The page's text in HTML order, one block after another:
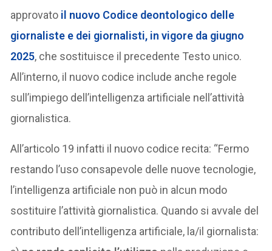
approvato il nuovo Codice deontologico delle
giornaliste e dei giornalisti, in vigore da giugno
2025, che sostituisce il precedente Testo unico.
All’interno, il nuovo codice include anche regole
sull’impiego dell’intelligenza artificiale nell’attività
giornalistica.
All’articolo 19 infatti il nuovo codice recita: “Fermo
restando l’uso consapevole delle nuove tecnologie,
l’intelligenza artificiale non può in alcun modo
sostituire l’attività giornalistica. Quando si avvale del
contributo dell’intelligenza artificiale, la/il giornalista: